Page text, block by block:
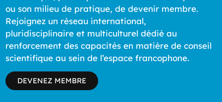
ou son milieu de pratique, de devenir membre.
Rejoignez un réseau international,
pluridisciplinaire et multiculturel dédié au
renforcement des capacités en matière de conseil
scientifique au sein de l’espace francophone.
DEVENEZ MEMBRE